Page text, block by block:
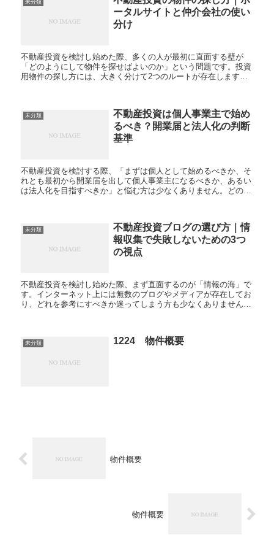
未分類
ータルサイトと仲介会社の使い
分け
不動産投資を検討し始めた際、多くの人が最初に直面する壁が
「どのようにして物件を探せばよいのか」という問題です。投資
用物件の探し方には、大きく分けて2つのルートが存在します。
未分類
不動産投資は個人事業主で始め
るべき？開業届と法人化の判断
基準
不動産投資を検討する際、「まずは個人として始めるべきか、そ
れとも最初から開業届を出して個人事業主になるべきか、あるい
は法人化を目指すべきか」と悩む方は少なくありません。どの形
未分類
不動産投資ブログの選び方｜情
報収集で失敗しないための3つ
の視点
不動産投資を検討し始めた際、まず直面するのが「情報の海」で
す。インターネット上には無数のブログやメディアが存在してお
り、どれを参考にすべきか迷ってしまう方も少なくありません。
未分類 1224 物件概要
物件概要
物件概要